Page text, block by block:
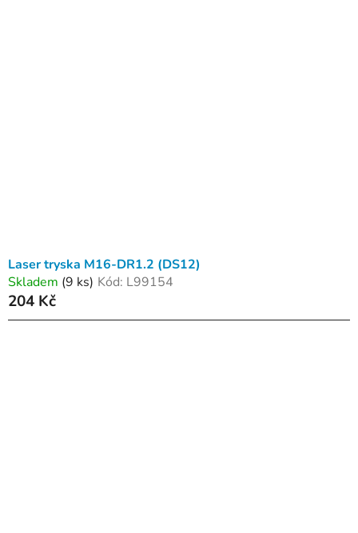
Laser tryska M16-DR1.2 (DS12)
Skladem (9 ks) Kód: L99154
204 Kč